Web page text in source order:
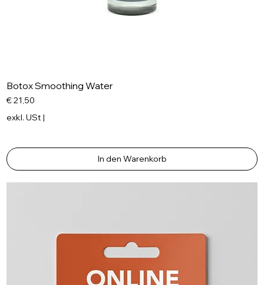
Botox Smoothing Water
Preis
€ 21,50
exkl. USt |
In den Warenkorb